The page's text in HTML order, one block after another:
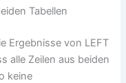
Tabellen
Ergebnisse von LEFT
alle Zeilen aus beiden
keine